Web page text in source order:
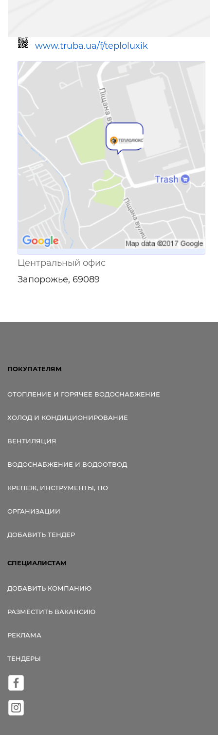
www.truba.ua/f/teploluxik
Ссылка для мобильных устройств
Центральный офис
Запорожье, 69089
ПОКУПАТЕЛЯМ
ОТОПЛЕНИЕ И ГОРЯЧЕЕ ВОДОСНАБЖЕНИЕ
ХОЛОД И КОНДИЦИОНИРОВАНИЕ
ВЕНТИЛЯЦИЯ
ВОДОСНАБЖЕНИЕ И ВОДООТВОД
КРЕПЕЖ, ИНСТРУМЕНТЫ, ПО
ОРГАНИЗАЦИИ
ДОБАВИТЬ ТЕНДЕР
СПЕЦИАЛИСТАМ
ДОБАВИТЬ КОМПАНИЮ
РАЗМЕСТИТЬ ВАКАНСИЮ
РЕКЛАМА
ТЕНДЕРЫ